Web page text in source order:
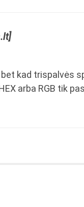
kad trispalvės
arba RGB tik